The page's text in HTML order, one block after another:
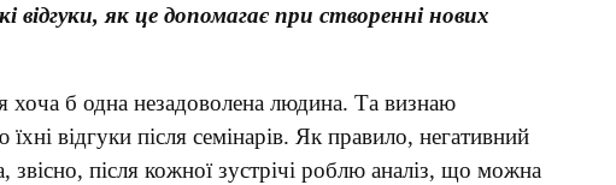
як це допомагає при створенні нових
хоча б одна незадоволена людина. Та визнаю
відгуки після семінарів. Як правило, негативний
після кожної зустрічі роблю аналіз, що можна